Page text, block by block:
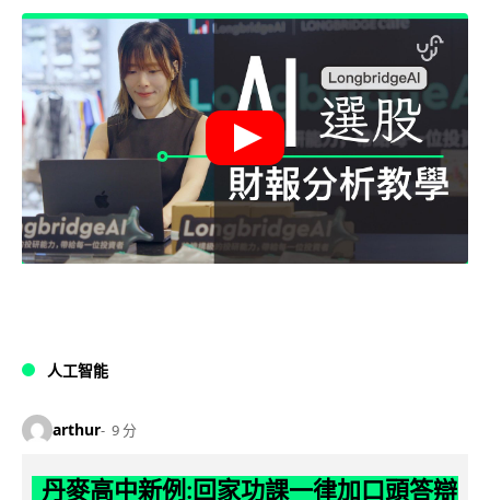
人工智能
arthur 9 分
丹麥高中新例:回家功課一律加口頭答辯